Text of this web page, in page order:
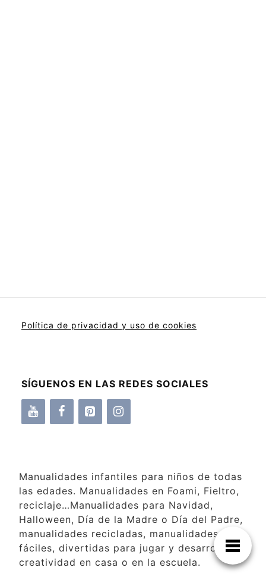
Política de privacidad y uso de cookies
SÍGUENOS EN LAS REDES SOCIALES
Manualidades infantiles para niños de todas
las edades. Manualidades en Foami, Fieltro,
reciclaje…Manualidades para Navidad,
Halloween, Día de la Madre o Día del Padre,
manualidades recicladas, manualidades
fáciles, divertidas para jugar y desarrollar la
creatividad en casa o en la escuela.